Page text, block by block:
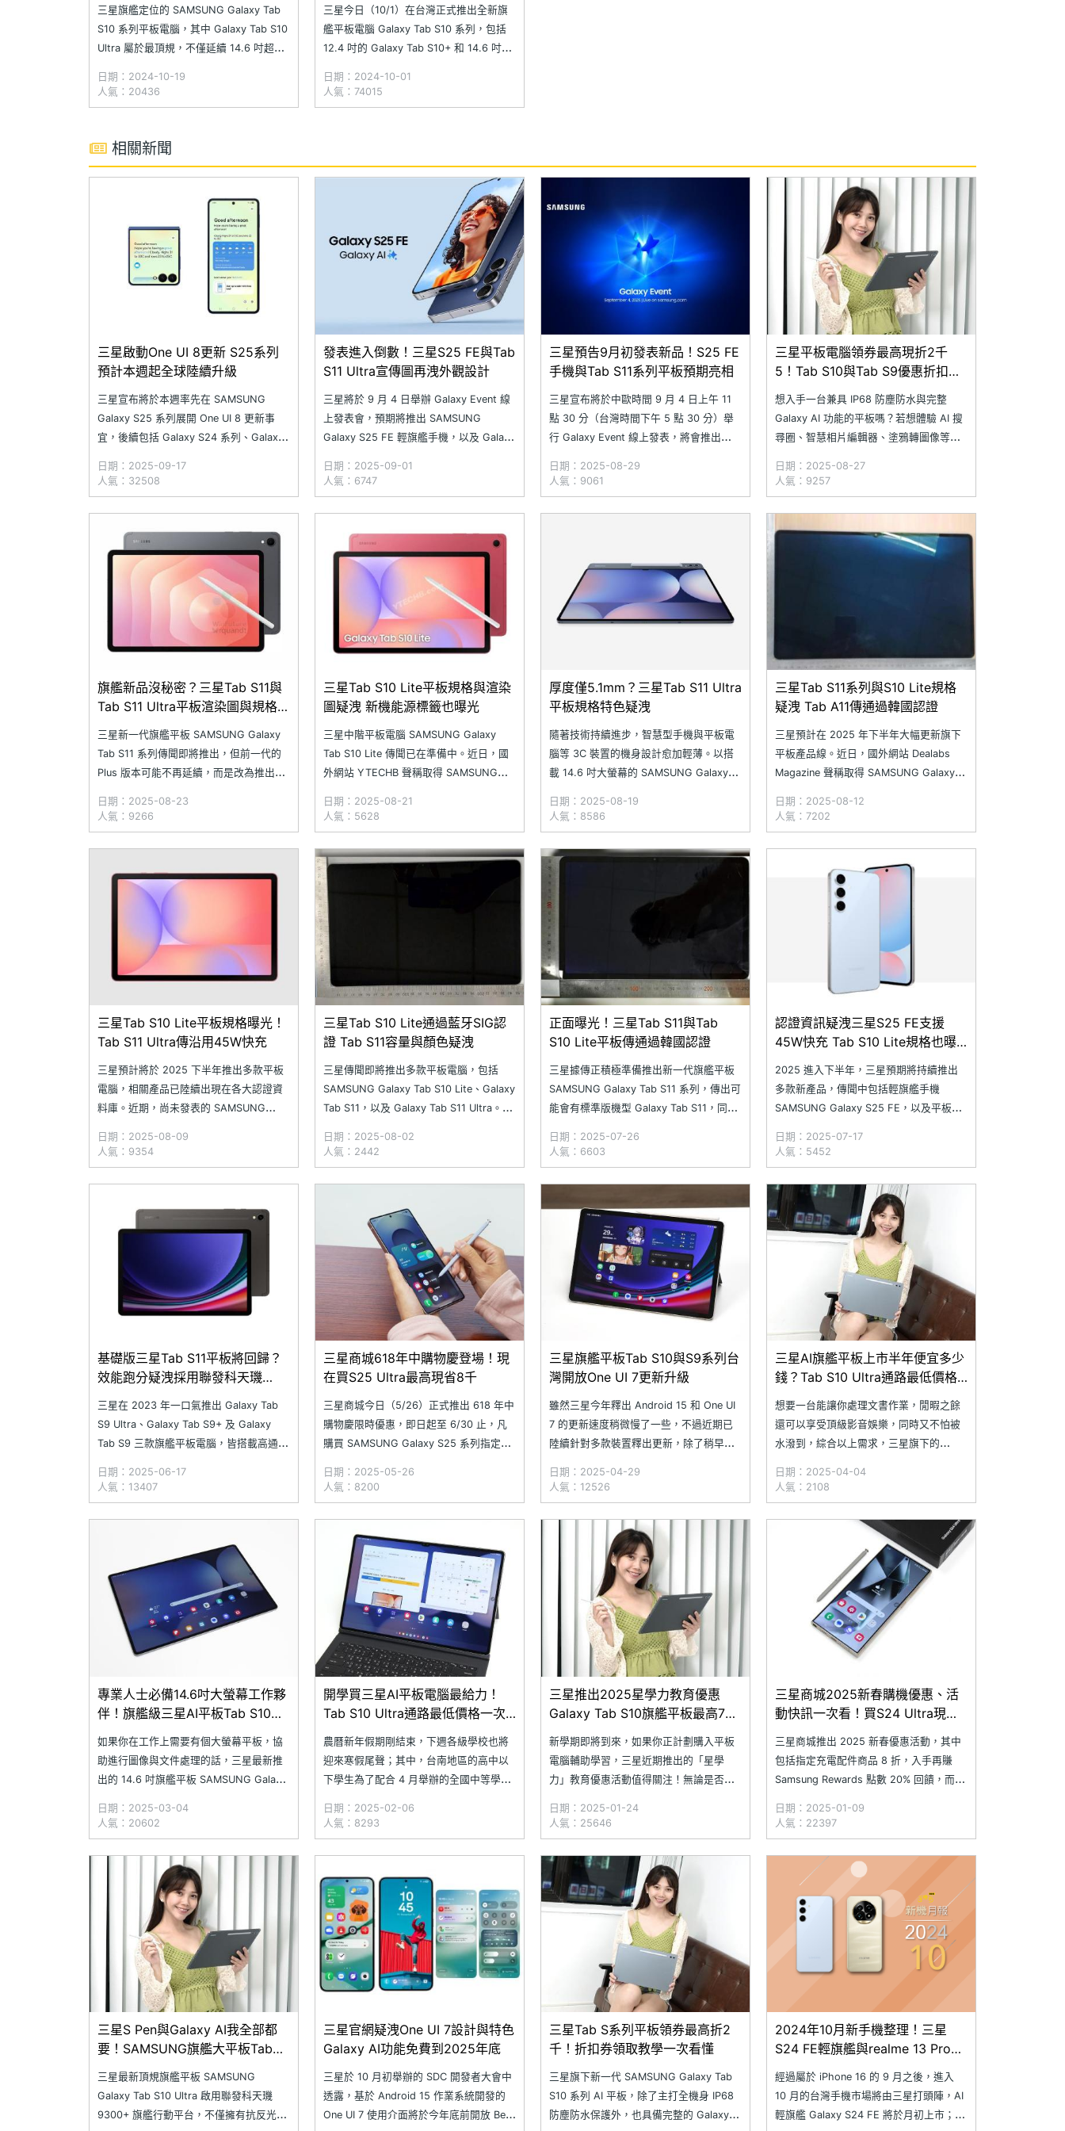
三星旗艦定位的 SAMSUNG Galaxy Tab
S10 系列平板電腦，其中 Galaxy Tab S10
Ultra 屬於最頂規，不僅延續 14.6 吋超大
經過強化的 Armor 鋁合金機身設計，並且
在硬體方面難得改用聯發科天璣
日期：2024-10-19
人氣：20436
三星今日（10/1）在台灣正式推出全新旗
艦平板電腦 Galaxy Tab S10 系列，包括
12.4 吋的 Galaxy Tab S10+ 和 14.6 吋的
Galaxy Tab S10 系列不僅是首款預載
Galaxy AI
日期：2024-10-01
人氣：74015
相關新聞
三星啟動One UI 8更新 S25系列
預計本週起全球陸續升級
三星宣布將於本週率先在 SAMSUNG
Galaxy S25 系列展開 One UI 8 更新事
宜，後續包括 Galaxy S24 系列、Galaxy
Tab S10 系列等機種也將陸續獲得升級。
新版系統不僅帶來進化的 Now Bri
日期：2025-09-17
人氣：32508
發表進入倒數！三星S25 FE與Tab
S11 Ultra宣傳圖再洩外觀設計
三星將於 9 月 4 日舉辦 Galaxy Event 線
上發表會，預期將推出 SAMSUNG
Galaxy S25 FE 輕旗艦手機，以及 Galaxy
板等新品。近日，科技部落客 Evan Blass
釋出據稱為 SAMSUNG
日期：2025-09-01
人氣：6747
三星預告9月初發表新品！S25 FE
手機與Tab S11系列平板預期亮相
三星宣布將於中歐時間 9 月 4 日上午 11
點 30 分（台灣時間下午 5 點 30 分）舉
行 Galaxy Event 線上發表，將會推出
板，外界推測包括會有 SAMSUNG
Galaxy S25 FE 手機，以及 Galaxy Tab S
日期：2025-08-29
人氣：9061
三星平板電腦領券最高現折2千
5！Tab S10與Tab S9優惠折扣一
想入手一台兼具 IP68 防塵防水與完整
Galaxy AI 功能的平板嗎？若想體驗 AI 搜
尋圈、智慧相片編輯器、塗鴉轉圖像等應
期針對 Galaxy Tab S10、Tab S9、Tab
S10 FE 與 Tab S9 FE 系列平板，祭出最
高 2,5
日期：2025-08-27
人氣：9257
旗艦新品沒秘密？三星Tab S11與
Tab S11 Ultra平板渲染圖與規格疑
三星新一代旗艦平板 SAMSUNG Galaxy
Tab S11 系列傳聞即將推出，但前一代的
Plus 版本可能不再延續，而是改為推出螢
版本則是會持續推出新品。近日，德國網
站 Winfuture 透露取得 SAMSUNG
Galaxy T
日期：2025-08-23
人氣：9266
三星Tab S10 Lite平板規格與渲染
圖疑洩 新機能源標籤也曝光
三星中階平板電腦 SAMSUNG Galaxy
Tab S10 Lite 傳聞已在準備中。近日，國
外網站 YTECHB 聲稱取得 SAMSUNG
圖，顯示新機將搭載 10.9 吋螢幕，並採用
三星自家的 Exynos 1380 處理器。此外，
S
日期：2025-08-21
人氣：5628
厚度僅5.1mm？三星Tab S11 Ultra
平板規格特色疑洩
隨著技術持續進步，智慧型手機與平板電
腦等 3C 裝置的機身設計愈加輕薄。以搭
載 14.6 吋大螢幕的 SAMSUNG Galaxy
5.4mm。近日，科技部落客 Ahmed
Qwaider 爆料，聲稱取得三星下一代旗艦
平板 SAMSUNG Galaxy
日期：2025-08-19
人氣：8586
三星Tab S11系列與S10 Lite規格
疑洩 Tab A11傳通過韓國認證
三星預計在 2025 年下半年大幅更新旗下
平板產品線。近日，國外網站 Dealabs
Magazine 聲稱取得 SAMSUNG Galaxy
Galaxy Tab S10 Lite 的重點規格與歐洲價
格。同時，也傳出入門定位的 SAM
日期：2025-08-12
人氣：7202
三星Tab S10 Lite平板規格曝光！
Tab S11 Ultra傳沿用45W快充
三星預計將於 2025 下半年推出多款平板
電腦，相關產品已陸續出現在各大認證資
料庫。近期，尚未發表的 SAMSUNG
Google Play Console 當中，除了曝光其
正面設計，還有部分硬體規格；另外，傳
聞中的 Galaxy Tab
日期：2025-08-09
人氣：9354
三星Tab S10 Lite通過藍牙SIG認
證 Tab S11容量與顏色疑洩
三星傳聞即將推出多款平板電腦，包括
SAMSUNG Galaxy Tab S10 Lite、Galaxy
Tab S11，以及 Galaxy Tab S11 Ultra。繼
證機構 Safety Korea 認證後，近日
SAMSUNG Galaxy Tab S10
日期：2025-08-02
人氣：2442
正面曝光！三星Tab S11與Tab
S10 Lite平板傳通過韓國認證
三星據傳正積極準備推出新一代旗艦平板
SAMSUNG Galaxy Tab S11 系列，傳出可
能會有標準版機型 Galaxy Tab S11，同時
登場。近日，韓國產品安全認證機構
Safety Korea 資料庫中出現 3 筆三星新平
板的認
日期：2025-07-26
人氣：6603
認證資訊疑洩三星S25 FE支援
45W快充 Tab S10 Lite規格也曝
2025 進入下半年，三星預期將持續推出
多款新產品，傳聞中包括輕旗艦手機
SAMSUNG Galaxy S25 FE，以及平板產
中。近日有消息指出，SAMSUNG Galaxy
S25 FE 與 Galaxy Tab S10 Lite 均已通過
日期：2025-07-17
人氣：5452
基礎版三星Tab S11平板將回歸？
效能跑分疑洩採用聯發科天璣
9400+
三星在 2023 年一口氣推出 Galaxy Tab
S9 Ultra、Galaxy Tab S9+ 及 Galaxy
Tab S9 三款旗艦平板電腦，皆搭載高通驍
品僅發表 Galaxy Tab S10 Ultra 與
Galaxy Tab S10+，並首度改用聯
日期：2025-06-17
人氣：13407
三星商城618年中購物慶登場！現
在買S25 Ultra最高現省8千
三星商城今日（5/26）正式推出 618 年中
購物慶限時優惠，即日起至 6/30 止，凡
購買 SAMSUNG Galaxy S25 系列指定機
Galaxy Z Fold6 或 Z Flip6 系列，可享最
高 12,000 元的折扣。透過 Samsung
日期：2025-05-26
人氣：8200
三星旗艦平板Tab S10與S9系列台
灣開放One UI 7更新升級
雖然三星今年釋出 Android 15 和 One UI
7 的更新速度稍微慢了一些，不過近期已
陸續針對多款裝置釋出更新，除了稍早提
Ultra 等旗艦手機外，包含 Galaxy Tab
S10 系列與 Galaxy Tab S9 系列在內的旗
艦
日期：2025-04-29
人氣：12526
三星AI旗艦平板上市半年便宜多少
錢？Tab S10 Ultra通路最低價格
省8千(2025.4)
想要一台能讓你處理文書作業，閒暇之餘
還可以享受頂級影音娛樂，同時又不怕被
水潑到，綜合以上需求，三星旗下的
適合你！無論是 14.6 吋大螢幕或是聯發科
天璣 9300+ 的頂級性能，Galaxy AI、S
Pen 與原廠鍵盤皮套的完美搭配
日期：2025-04-04
人氣：2108
專業人士必備14.6吋大螢幕工作夥
伴！旗艦級三星AI平板Tab S10
如果你在工作上需要有個大螢幕平板，協
助進行圖像與文件處理的話，三星最新推
出的 14.6 吋旗艦平板 SAMSUNG Galaxy
富的 Galaxy AI 功能、完整的 IP68 防水表
現，盒裝更附有 S Pen 手寫筆，讓你可以
更好的進行
日期：2025-03-04
人氣：20602
開學買三星AI平板電腦最給力！
Tab S10 Ultra通路最低價格一次
農曆新年假期剛結束，下週各級學校也將
迎來寒假尾聲；其中，台南地區的高中以
下學生為了配合 4 月舉辦的全國中等學校
間，不少家長可能會考慮購買 SAMSUNG
Galaxy Tab S10 Ultra 這樣大尺寸平板，
作為孩子的學習助力；搭配專用 S Pen 手
寫筆與
日期：2025-02-06
人氣：8293
三星推出2025星學力教育優惠
Galaxy Tab S10旗艦平板最高7折
新學期即將到來，如果你正計劃購入平板
電腦輔助學習，三星近期推出的「星學
力」教育優惠活動值得關注！無論是否為
郵件，即可在三星線上商城、三星智慧館
等通路享受 Galaxy Tab S10 系列專屬購
機折扣。此外，三星智慧館校園門市還提
供驚喜福利，Galaxy 全系列手
日期：2025-01-24
人氣：25646
三星商城2025新春購機優惠、活
動快訊一次看！買S24 Ultra現折7
三星商城推出 2025 新春優惠活動，其中
包括指定充電配件商品 8 折，入手再賺
Samsung Rewards 點數 20% 回饋，而
槍、電動牙刷組。此外，1/8~1/12 期間還
有各式手機與摺疊手機購機優惠，選購
SAMSUNG Gala
日期：2025-01-09
人氣：22397
三星S Pen與Galaxy AI我全部都
要！SAMSUNG旗艦大平板Tab
(2025.01)
三星最新頂規旗艦平板 SAMSUNG
Galaxy Tab S10 Ultra 啟用聯發科天璣
9300+ 旗艦行動平台，不僅擁有抗反光塗
三星官網疑洩One UI 7設計與特色
Galaxy AI功能免費到2025年底
三星於 10 月初舉辦的 SDC 開發者大會中
透露，基於 Android 15 作業系統開發的
One UI 7 使用介面將於今年底前開放 Beta
三星Tab S系列平板領券最高折2
千！折扣券領取教學一次看懂
三星旗下新一代 SAMSUNG Galaxy Tab
S10 系列 AI 平板，除了主打全機身 IP68
防塵防水保護外，也具備完整的 Galaxy AI
2024年10月新手機整理！三星
S24 FE輕旗艦與realme 13 Pro系
經過屬於 iPhone 16 的 9 月之後，進入
10 月的台灣手機市場將由三星打頭陣，AI
輕旗艦 Galaxy S24 FE 將於月初上市；